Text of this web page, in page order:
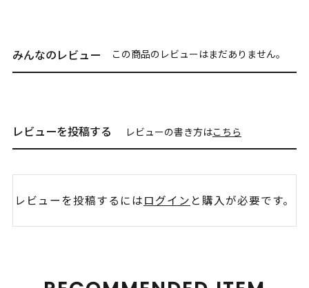
みんなのレビュー この商品のレビューはまだありません。
レビューを投稿する レビューの書き方はこちら
レビューを投稿するにはログイン と購入が必要です。